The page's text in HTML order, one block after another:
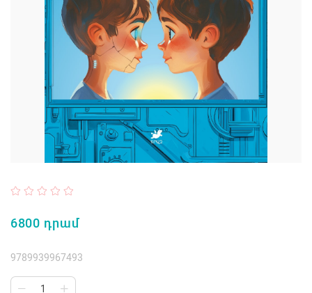
6800 դրամ
9789939967493